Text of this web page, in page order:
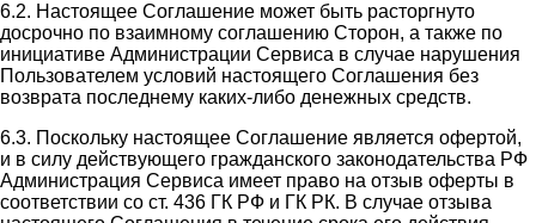
6.2. Настоящее Соглашение может быть расторгнуто
досрочно по взаимному соглашению Сторон, а также по
инициативе Администрации Сервиса в случае нарушения
Пользователем условий настоящего Соглашения без
возврата последнему каких-либо денежных средств.
6.3. Поскольку настоящее Соглашение является офертой,
и в силу действующего гражданского законодательства РФ
Администрация Сервиса имеет право на отзыв оферты в
соответствии со ст. 436 ГК РФ и ГК РК. В случае отзыва